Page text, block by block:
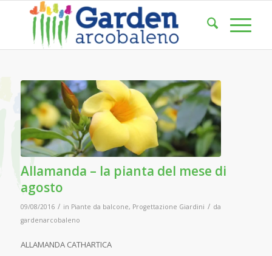
Allamanda – la pianta del mese di
agosto
09/08/2016 / in Piante da balcone, Progettazione Giardini / da
gardenarcobaleno
ALLAMANDA CATHARTICA